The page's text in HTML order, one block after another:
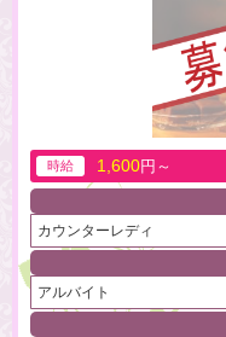
時給 1,600円～
カウンターレディ
アルバイト